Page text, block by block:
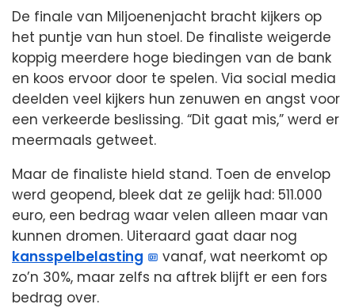
De finale van Miljoenenjacht bracht kijkers op
het puntje van hun stoel. De finaliste weigerde
koppig meerdere hoge biedingen van de bank
en koos ervoor door te spelen. Via social media
deelden veel kijkers hun zenuwen en angst voor
een verkeerde beslissing. “Dit gaat mis,” werd er
meermaals getweet.
Maar de finaliste hield stand. Toen de envelop
werd geopend, bleek dat ze gelijk had: 511.000
euro, een bedrag waar velen alleen maar van
kunnen dromen. Uiteraard gaat daar nog
kansspelbelasting
vanaf, wat neerkomt op
zo’n 30%, maar zelfs na aftrek blijft er een fors
bedrag over.